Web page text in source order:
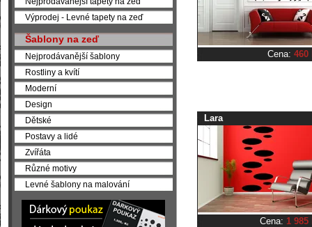
Cena: 460
Lara
Cena: 1 985
Výprodej - Levné tapety na zeď
Šablony na zeď
Nejprodávanější šablony
Rostliny a kvítí
Moderní
Design
Dětské
Postavy a lidé
Zvířáta
Různé motivy
Levné šablony na malování